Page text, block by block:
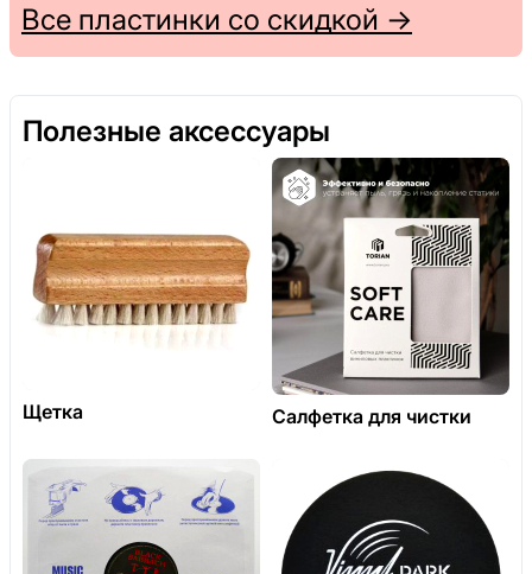
Все пластинки со скидкой →
Полезные аксессуары
Щетка Салфетка для чистки